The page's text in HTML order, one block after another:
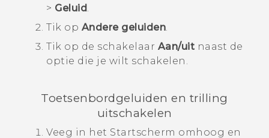
> Geluid.
Tik op Andere geluiden.
Tik op de schakelaar Aan/uit naast de
optie die je wilt schakelen.
Toetsenbordgeluiden en trilling
uitschakelen
Veeg in het Startscherm omhoog en